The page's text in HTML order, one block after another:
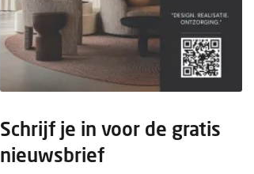
Schrijf je in voor de gratis
nieuwsbrief